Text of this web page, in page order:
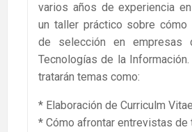
varios años de experiencia
un taller práctico sobre cómo
de selección en
Tecnologías de la
tratarán temas como:
* Elaboración de Curriculm Vitae
* Cómo afrontar entrevistas de